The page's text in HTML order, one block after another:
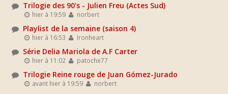
Trilogie des 90's - Julien Freu (Actes Sud)
hier à 19:59 norbert
Playlist de la semaine (saison 4)
hier à 16:53 Ironheart
Série Delia Mariola de A.F Carter
hier à 11:02 patoche77
Trilogie Reine rouge de Juan Gómez-Jurado
avant hier à 19:59 norbert